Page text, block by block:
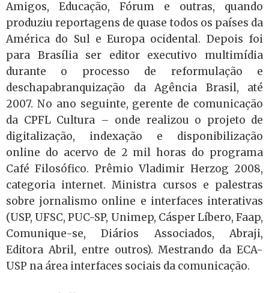
Amigos, Educação, Fórum e outras, quando
produziu reportagens de quase todos os países da
América do Sul e Europa ocidental. Depois foi
para Brasília ser editor executivo multimídia
durante o processo de reformulação e
deschapabranquização da Agência Brasil, até
2007. No ano seguinte, gerente de comunicação
da CPFL Cultura – onde realizou o projeto de
digitalização, indexação e disponibilização
online do acervo de 2 mil horas do programa
Café Filosófico. Prêmio Vladimir Herzog 2008,
categoria internet. Ministra cursos e palestras
sobre jornalismo online e interfaces interativas
(USP, UFSC, PUC-SP, Unimep, Cásper Líbero, Faap,
Comunique-se, Diários Associados, Abraji,
Editora Abril, entre outros). Mestrando da ECA-
USP na área interfaces sociais da comunicação.